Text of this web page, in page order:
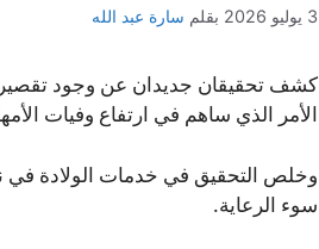
3 يوليو 2026 بقلم سارة عبد الله
كشف تحقيقان جديدان عن وجود تقصير
الأمر الذي ساهم في ارتفاع وفيات
سوء الرعاية.